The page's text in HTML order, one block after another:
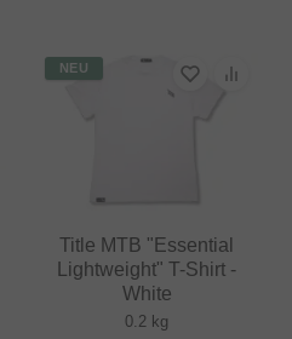
NEU
Title MTB "Essential
Lightweight" T-Shirt -
White
0.2 kg